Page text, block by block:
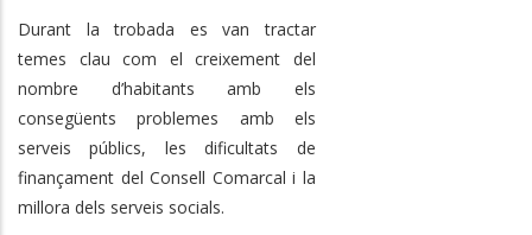
Durant la trobada es van tractar
temes clau com el creixement del
nombre d’habitants amb els
consegüents problemes amb els
serveis públics, les dificultats de
finançament del Consell Comarcal i la
millora dels serveis socials.